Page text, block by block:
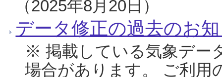
（2025年8月20日）
データ修正の過去のお
※ 掲載している気象デー
場合があります。 ご利用